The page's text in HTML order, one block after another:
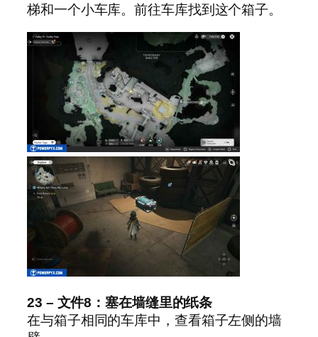
梯和一个小车库。前往车库找到这个箱子。
23 – 文件8：塞在墙缝里的纸条
在与箱子相同的车库中，查看箱子左侧的墙